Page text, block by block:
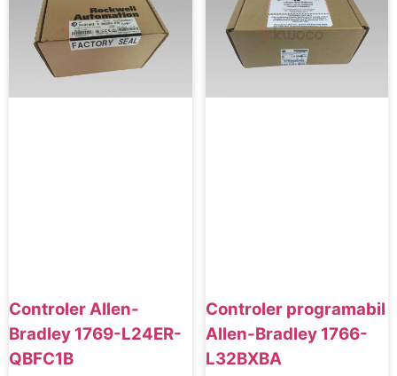
Controler Allen-
Bradley 1769-L24ER-
QBFC1B
Controler programabil
Allen-Bradley 1766-
L32BXBA